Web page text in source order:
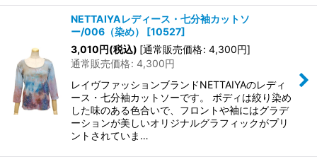
NETTAIYAレディース・七分袖カットソ
ー/006（染め）
[10527]
3,010円(税込) [通常販売価格: 4,300円]
通常販売価格: 4,300円
レイヴファッションブランドNETTAIYAのレディ
ース・七分袖カットソーです。 ボディは絞り染め
した味のある色合いで、フロントや袖にはグラデ
ーションが美しいオリジナルグラフィックがプリ
ントされていま…